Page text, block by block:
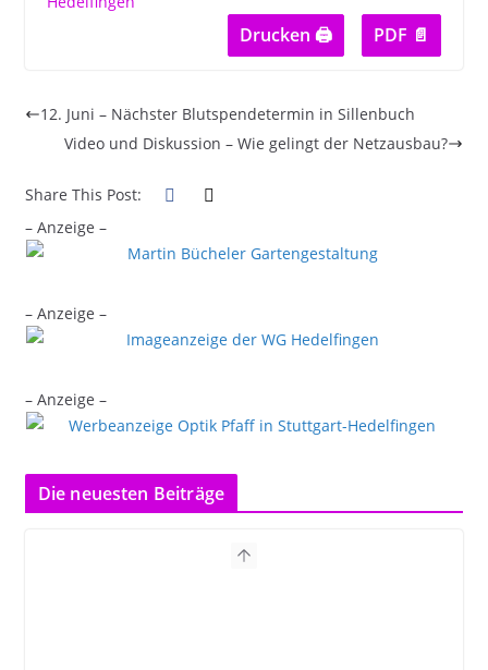
Drucken 🖨 PDF 📄
12. Juni – Nächster Blutspendetermin in Sillenbuch
Video und Diskussion – Wie gelingt der Netzausbau?
Share This Post:
– Anzeige –
– Anzeige –
– Anzeige –
Die neuesten Beiträge